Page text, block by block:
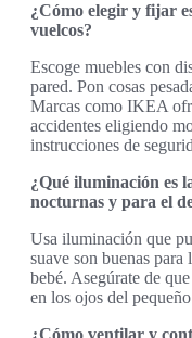
¿Cómo elegir y fijar
vuelcos?
Escoge muebles con
pared. Pon cosas
Marcas como IKEA
accidentes eligiendo
instrucciones de
¿Qué iluminación es
nocturnas y para el
Usa iluminación que
suave son buenas
bebé. Asegúrate de
en los ojos del